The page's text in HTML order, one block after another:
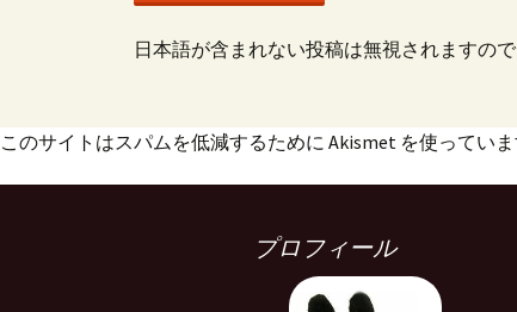
日本語が含まれない投稿は無視されますの
このサイトはスパムを低減するために Akismet を使っていま
プロフィール